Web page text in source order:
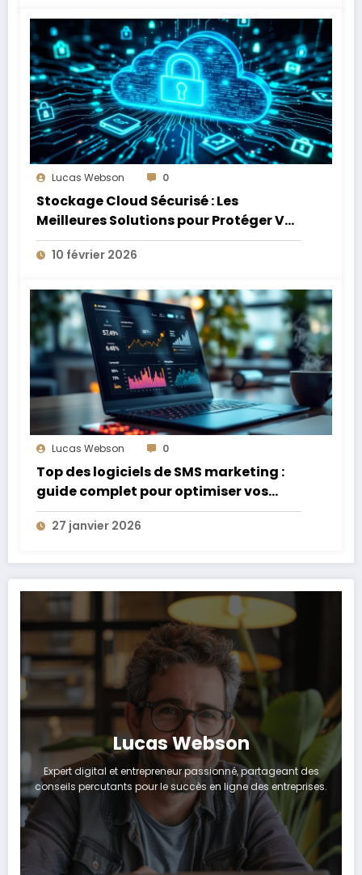
Lucas Webson 0
Stockage Cloud Sécurisé : Les
Meilleures Solutions pour Protéger Vos
Données Sensibles
10 février 2026
Lucas Webson 0
Top des logiciels de SMS marketing :
guide complet pour optimiser vos
campagnes
27 janvier 2026
Lucas Webson
Expert digital et entrepreneur passionné, partageant des
conseils percutants pour le succès en ligne des entreprises.